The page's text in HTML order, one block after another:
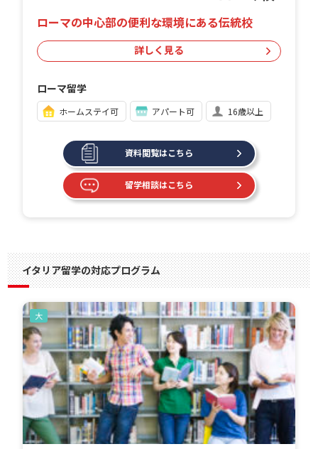
ローマの中心部の便利な環境にある伝統校
詳しく見る
ローマ留学
ホームステイ可 アパート可 16歳以上
資料閲覧はこちら
留学相談はこちら
イタリア留学の対応プログラム
大